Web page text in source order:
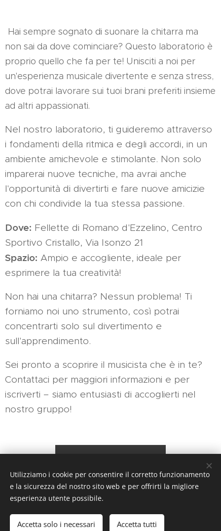
Hai sempre sognato di suonare la chitarra ma
non sai da dove cominciare? Questo laboratorio è
proprio quello che fa per te! Unisciti a noi per
un'esperienza musicale divertente e senza stress,
dove potrai lavorare sui tuoi brani preferiti insieme
ad altri appassionati.
Nel nostro laboratorio, ti guideremo attraverso
i fondamenti della ritmica e degli accordi, in un
ambiente amichevole e stimolante. Non solo
imparerai nuove tecniche, ma avrai anche
l'opportunità di divertirti e fare nuove amicizie
con chi condivide la tua stessa passione.
Dove: Fellette di Romano d'Ezzelino, Centro
Sportivo Cristallo, Via Isonzo 21
Spazio: Ampio e accogliente, ideale per
esprimere la tua creatività!
Non hai una chitarra? Nessun problema! Ti
forniamo noi uno strumento, così potrai
concentrarti solo sul divertimento e
sull'apprendimento.
Sei pronto a scoprire il musicista che è in te?
Contattaci per maggiori informazioni e per
iscriverti – siamo entusiasti di accoglierti nel
nostro gruppo!
Creato con Webnode Cookies
Utilizziamo i cookie per consentire il corretto funzionamento
e la sicurezza del nostro sito web e per offrirti la migliore
esperienza utente possibile.
Accetta solo i necessari Accetta tutti